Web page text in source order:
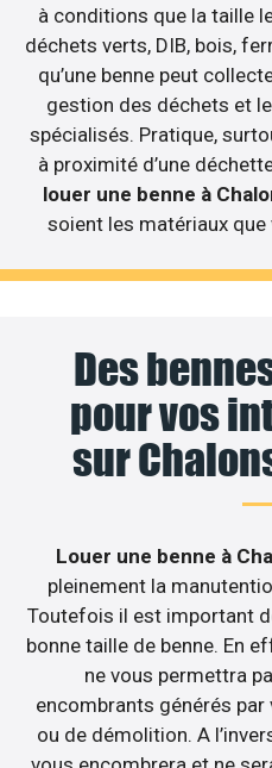
à conditions que la taille
déchets verts, DIB, bois,
qu’une benne peut
gestion des déchets et
spécialisés. Pratique,
à proximité d’une
louer une benne à
soient les matériaux
Des
pour vos
sur
Louer une benne à
pleinement la
Toutefois il est important
bonne taille de benne. En
ne vous permettra
encombrants générés
ou de démolition. A